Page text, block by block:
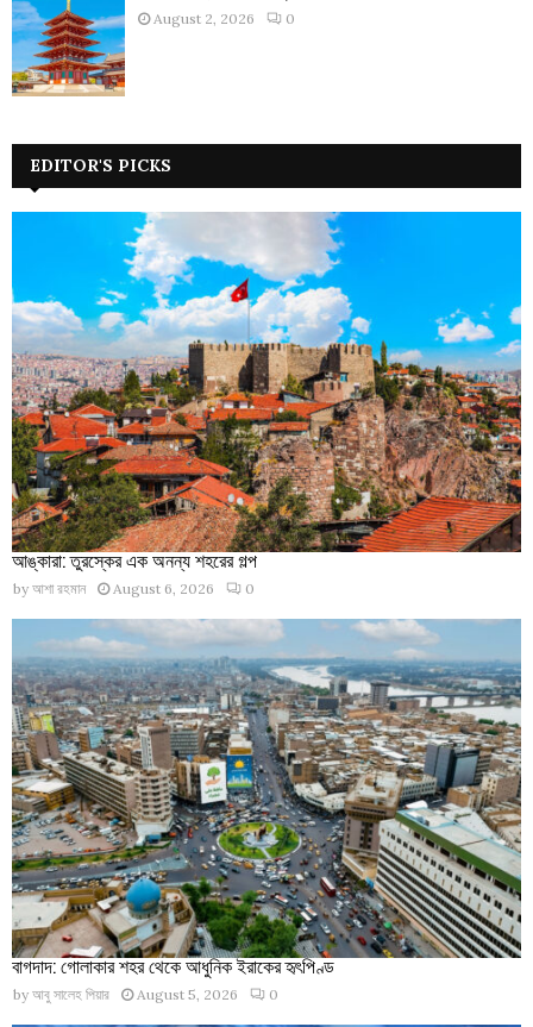
August 2, 2026 0
EDITOR'S PICKS
আঙ্কারা: তুরস্কের এক অনন্য শহরের গল্প
by আশা রহমান August 6, 2026 0
বাগদাদ: গোলাকার শহর থেকে আধুনিক ইরাকের হৃৎপিণ্ড
by আবু সালেহ পিয়ার August 5, 2026 0